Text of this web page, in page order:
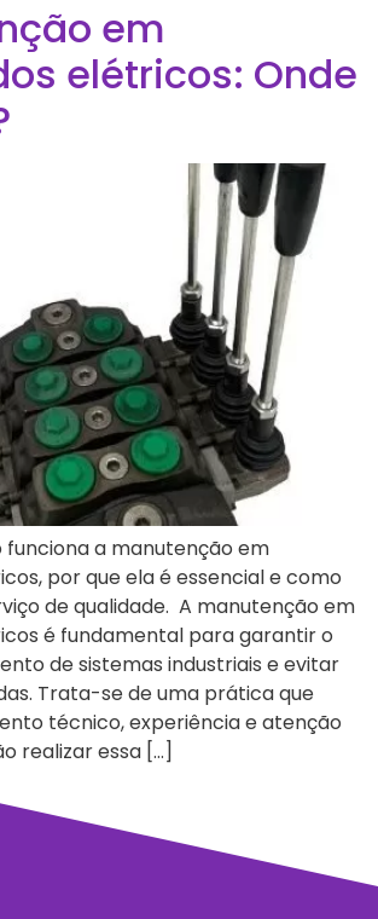
em
elétricos: Onde
a manutenção em
por que ela é essencial e como
de qualidade. A manutenção em
é fundamental para garantir o
de sistemas industriais e evitar
Trata-se de uma prática que
técnico, experiência e atenção
realizar essa […]